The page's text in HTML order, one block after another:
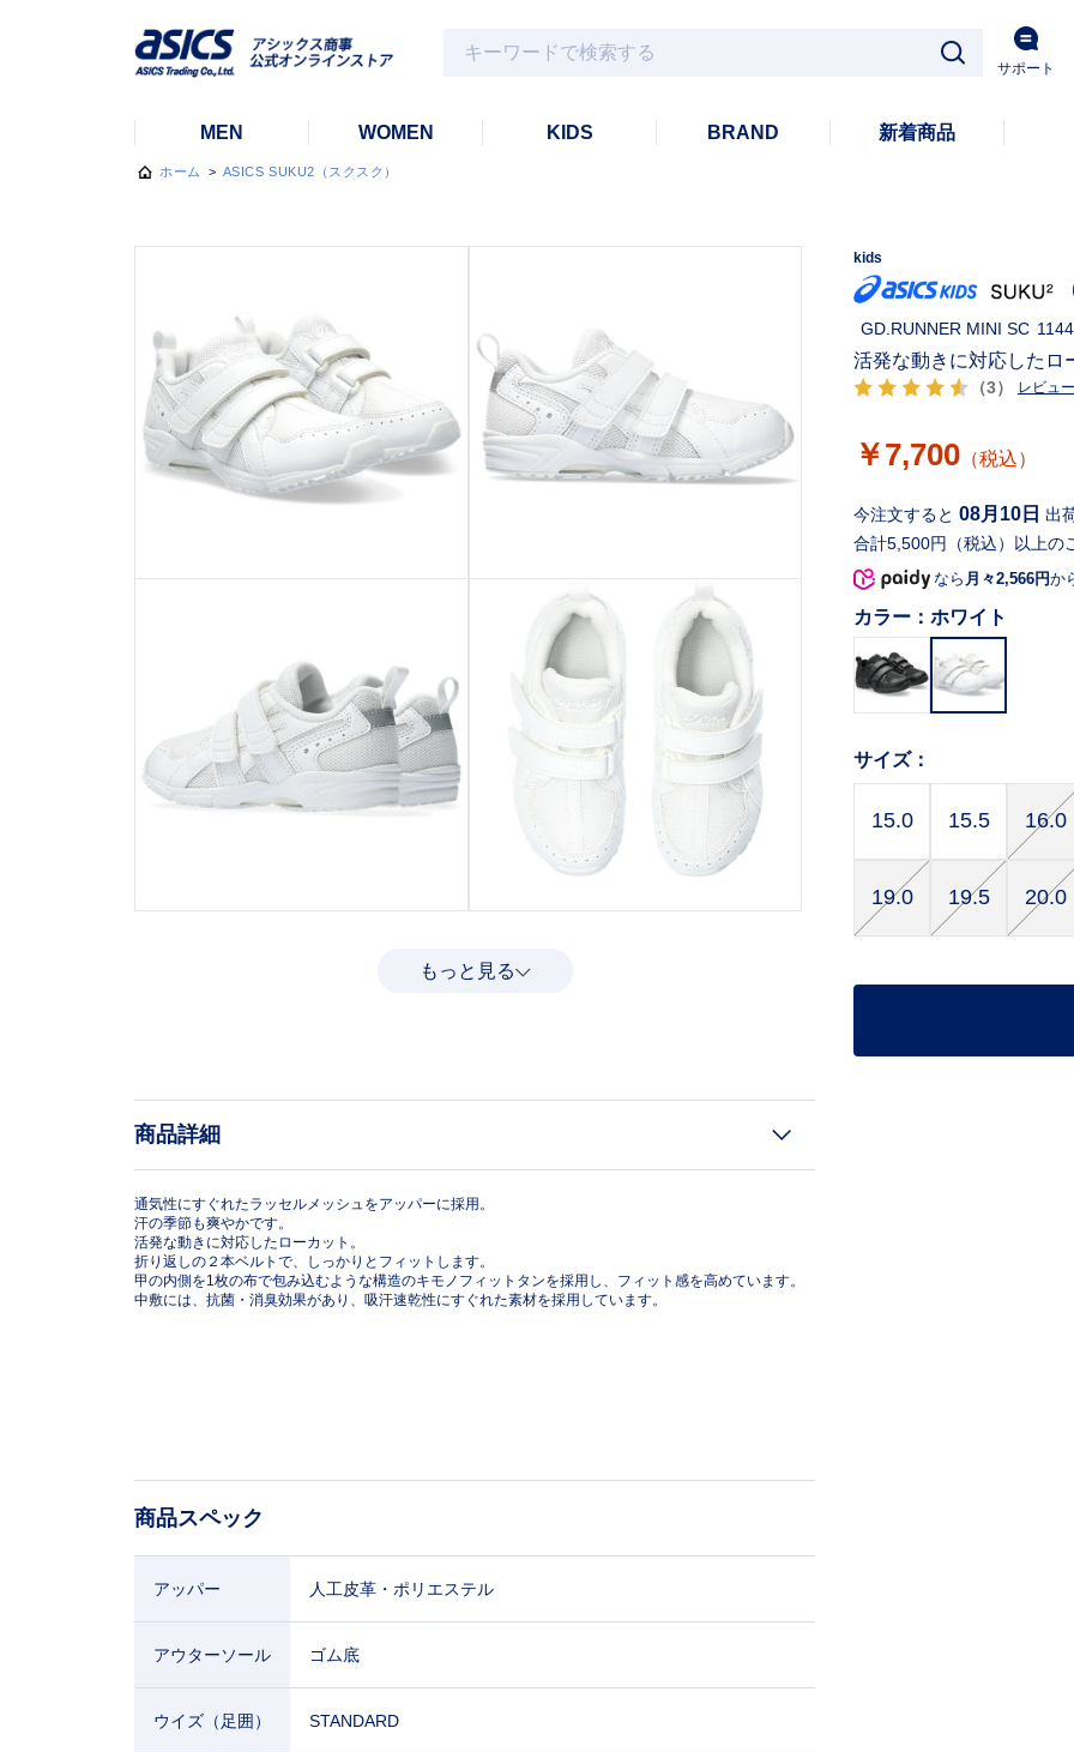
サポート
MEN WOMEN KIDS BRAND 新着商品
ホーム > ASICS SUKU2（スクスク）
もっと見る
商品詳細
通気性にすぐれたラッセルメッシュをアッパーに採用。
汗の季節も爽やかです。
活発な動きに対応したローカット。
折り返しの２本ベルトで、しっかりとフィットします。
甲の内側を1枚の布で包み込むような構造のキモノフィットタンを採用し、フィット感を高めています。
中敷には、抗菌・消臭効果があり、吸汗速乾性にすぐれた素材を採用しています。
商品スペック
アッパー 人工皮革・ポリエステル
アウターソール ゴム底
ウイズ（足囲） STANDARD
kids
GD.RUNNER MINI SC
（3） レビュ
活発な動きに対応したロ
￥7,700 （税込）
合計5,500円（税込）以上の
今注文すると 08月10日 出
なら 月々2,566円か
カラー： ホワイト
サイズ：
15.0 15.5 16.0
19.0 19.5 20.0